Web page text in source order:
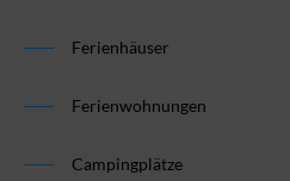
Ferienhäuser
Ferienwohnungen
Campingplätze